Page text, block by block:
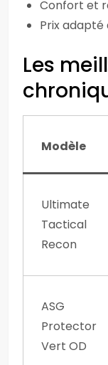
Confort et
Prix
Les
Modèle
Ultimate
Tactical
Recon
ASG
Protector
Vert OD